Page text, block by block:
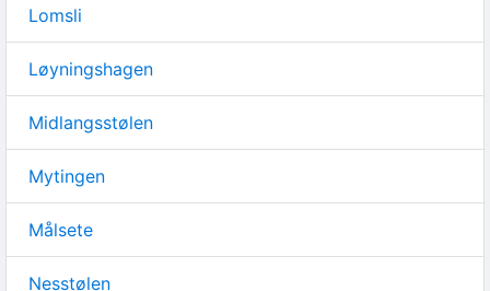
Lomsli
Løyningshagen
Midlangsstølen
Mytingen
Målsete
Nesstølen